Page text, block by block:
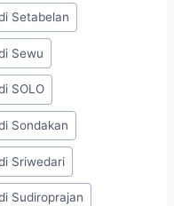
Setabelan
Sewu
SOLO
Sondakan
Sriwedari
Sudiroprajan